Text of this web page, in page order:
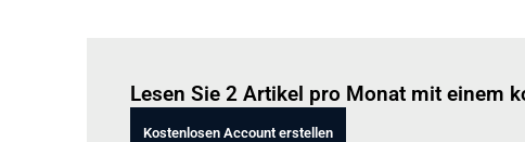
Lesen Sie 2 Artikel pro Monat mit einem
Kostenlosen Account erstellen